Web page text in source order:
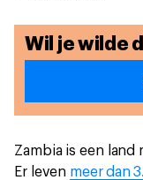
Wil je wilde
Zambia is een
Er leven meer dan